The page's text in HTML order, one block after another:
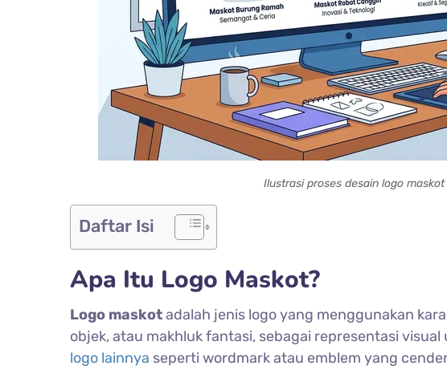
Ilustrasi proses desain logo
Daftar Isi
Apa Itu Logo Maskot?
Logo maskotadalah jenis logo yang menggunakan
objek, atau makhluk fantasi, sebagai representasi
logo lainnya seperti wordmark atau emblem yang